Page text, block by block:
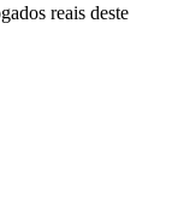
reais deste